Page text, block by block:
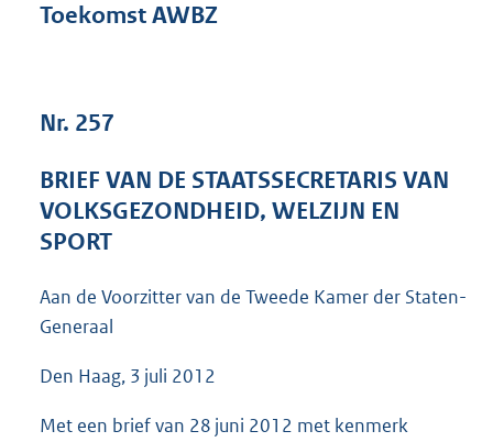
e
:
b
Toekomst AWBZ
Nr. 257
BRIEF VAN DE STAATSSECRETARIS VAN
VOLKSGEZONDHEID, WELZIJN EN
SPORT
Aan de Voorzitter van de Tweede Kamer der Staten-
Generaal
Den Haag, 3 juli 2012
Met een brief van 28 juni 2012 met kenmerk